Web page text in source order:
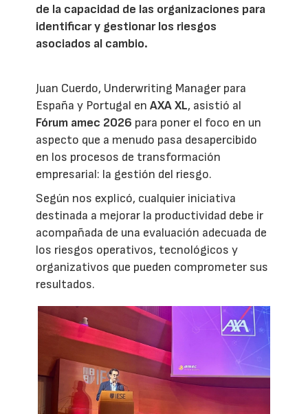
de la capacidad de las organizaciones para
identificar y gestionar los riesgos
asociados al cambio.
Juan Cuerdo, Underwriting Manager para
España y Portugal enAXA XL, asistió al
Fórum amec 2026 para poner el foco en un
aspecto que a menudo pasa desapercibido
en los procesos de transformación
empresarial: la gestión del riesgo.
Según nos explicó, cualquier iniciativa
destinada a mejorar la productividad debe ir
acompañada de una evaluación adecuada de
los riesgos operativos, tecnológicos y
organizativos que pueden comprometer sus
resultados.